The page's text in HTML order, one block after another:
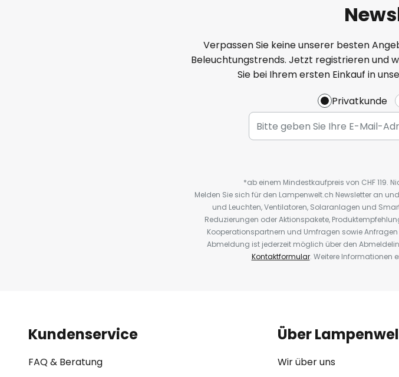
Verpassen Sie keine unserer besten
Beleuchtungstrends. Jetzt registrieren und
Sie bei Ihrem ersten Einkauf in
Privatkunde
*ab einem Mindestkaufpreis von CHF 119.
Melden Sie sich für den Lampenwelt.ch Newsletter an
und Leuchten, Ventilatoren, Solaranlagen und
Reduzierungen oder Aktionspakete,
Kooperationspartnern und Umfragen sowie
Abmeldung ist jederzeit möglich über den
Kontaktformular. Weitere Informationen
Kundenservice
FAQ & Beratung
Über
Wir über uns